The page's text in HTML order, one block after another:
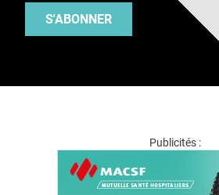
S'ABONNER
Publicités :